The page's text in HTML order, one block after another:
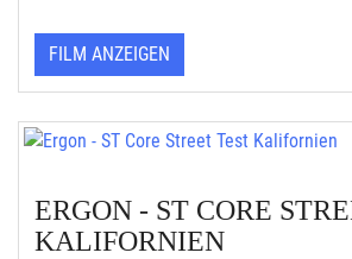
FILM ANZEIGEN
ERGON - ST CORE
KALIFORNIEN